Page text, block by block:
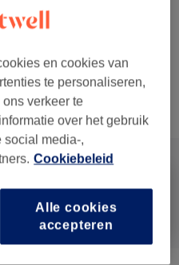
Medische esthetiek
en cookies van
te personaliseren,
verkeer te
over het gebruik
social media-,
Cookiebeleid
Alle cookies
accepteren